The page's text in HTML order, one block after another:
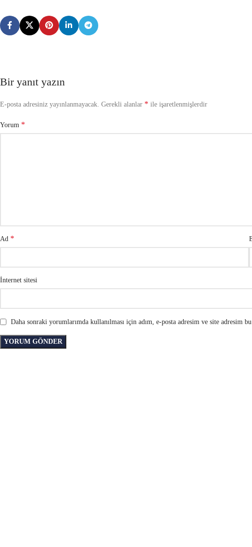
Bir yanıt yazın
E-posta adresiniz yayınlanmayacak. Gerekli alanlar * ile işaretlenmişlerdir
Yorum *
Ad *
İnternet sitesi
Daha sonraki yorumlarımda kullanılması için adım, e-posta adresim ve site adresim bu